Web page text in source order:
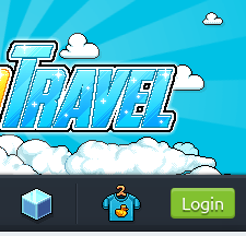
HabboTravelLogin